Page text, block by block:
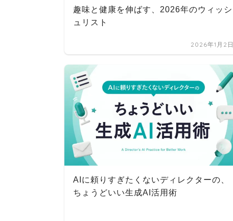
趣味と健康を伸ばす、2026年のウィッシ
ュリスト
2026年1月2日
AIに頼りすぎたくないディレクターの、
ちょうどいい生成AI活用術